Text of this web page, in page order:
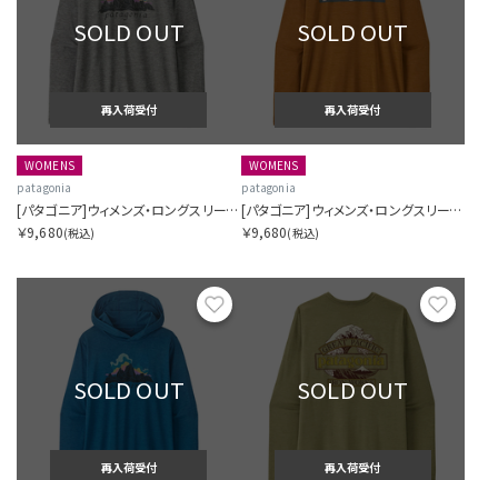
SOLD OUT
再入荷受付
WOMENS
patagonia
[パタゴニア]ウィメンズ・ロングスリーブ・キャプリーン・クール・デイリー・シャツ（フィッツロイ・ニンバス）
￥9,680(税込)
SOLD OUT
再入荷受付
WOMENS
patagonia
[パタゴニア]ウィメンズ・ロングスリーブ・キャプリーン・クール・デイリー・シャツ（ボードショーツ・ロゴ）
￥9,680(税込)
お気に入り
SOLD OUT
再入荷受付
SOLD OUT
再入荷受付